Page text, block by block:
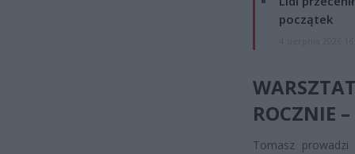
początek
ROCZNIE
Tomasz